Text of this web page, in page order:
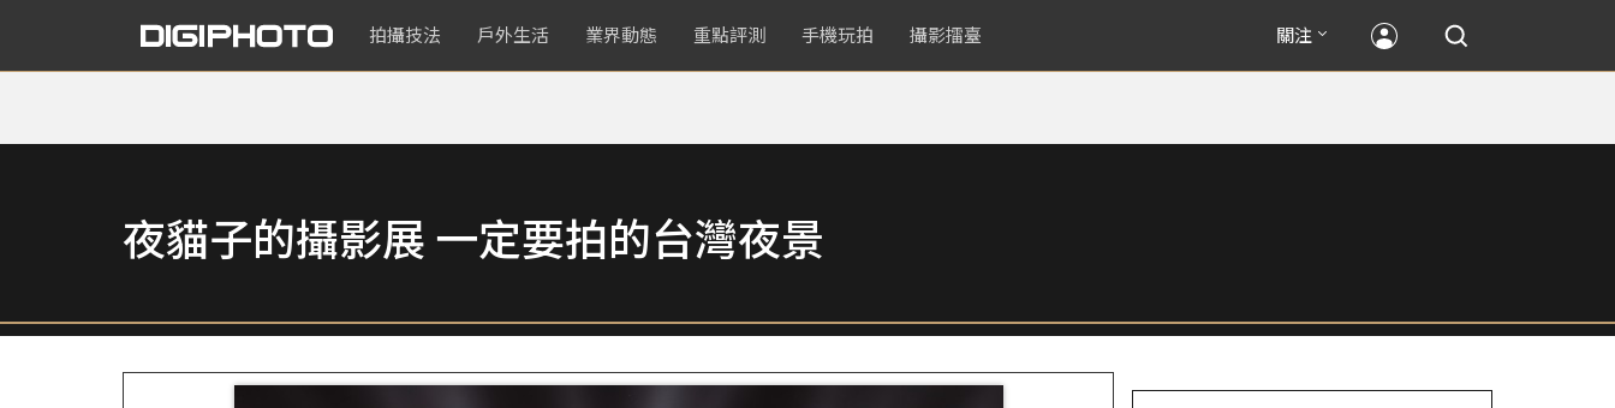
拍攝技法 戶外生活 業界動態 重點評測 手機玩拍 攝影擂臺 關注
夜貓子的攝影展 一定要拍的台灣夜景